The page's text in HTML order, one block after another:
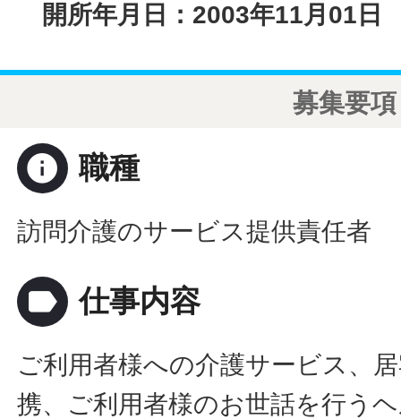
開所年月日：2003年11月01日
募集要項
info 職種
訪問介護のサービス提供責任者
label 仕事内容
ご利用者様への介護サービス、
携、ご利用者様のお世話を行う